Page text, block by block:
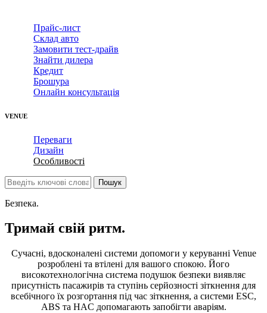
Прайс-лист
Склад авто
Замовити тест-драйв
Знайти дилера
Кредит
Брошура
Онлайн консультація
VENUE
Переваги
Дизайн
Особливості
Безпека.
Тримай свій ритм.
Сучасні, вдосконалені системи допомоги у керуванні Venue
розроблені та втілені для вашого спокою. Його
високотехнологічна система подушок безпеки виявляє
присутність пасажирів та ступінь серйозності зіткнення для
всебічного їх розгортання під час зіткнення, а системи ESC,
ABS та HAC допомагають запобігти аваріям.